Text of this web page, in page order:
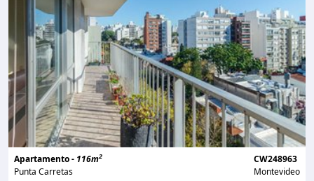
Apartamento - 116m2
Punta Carretas
CW248963
Montevideo